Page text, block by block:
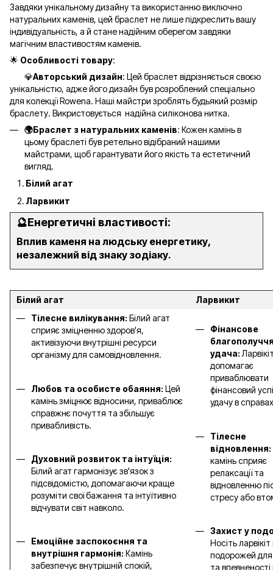
Завдяки унікальному дизайну та використанню виключно
натуральних каменів, цей браслет не лише підкреслить вашу
індивідуальність, а й стане надійним оберегом завдяки
магічним властивостям каменів.
🌟 Особливості товару:
💎Авторський дизайн: Цей браслет відрізняється своєю
унікальністю, адже його дизайн був розроблений спеціально
для колекції Rowena. Наші майстри зроблять будьякий розмір
браслету. Викристовується надійна силіконова нитка.
🌍Браслет з натуральних каменів: Кожен камінь в
цьому браслеті був ретельно відібраний нашими
майстрами, щоб гарантувати його якість та естетичний
вигляд.
Білий агат
Ларвикит
🔮Енергетичні властивості:
Вплив каменя на людську енергетику,
незалежний від знаку зодіаку.
Білий агат
Ларвикит
Тілесне вилікування: Білий агат
сприяє зміцненню здоров'я,
активізуючи внутрішні ресурси
організму для самовідновлення.
Любов та особисте обаяння: Цей
камінь зміцнює відносини, приваблює
справжнє почуття та збільшує
привабливість.
Духовний розвиток та інтуїція:
Білий агат гармонізує зв'язок з
підсвідомістю, допомагаючи краще
розуміти свої бажання та інтуїтивно
відчувати світ навколо.
Емоційне заспокоєння та
внутрішня гармонія: Камінь
забезпечує внутрішній спокій,
Фінансове
удача:
допомагає
приваблювати
фінансовий
удачу в
Тілесне
відновлення:
камінь сприяє
релаксації та
відновленню
стресу або
Захист у
Носіть
подорожей для
та впевненості